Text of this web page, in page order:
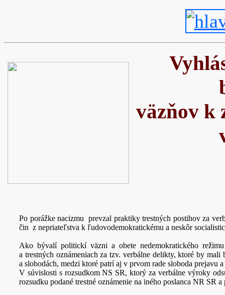
väzňov k
Po porážke nacizmu prevzal praktiky trestných postihov za
čin z nepriateľstva k ľudovodemokratickému a neskôr
Ako bývalí politickí väzni a obete nedemokratického
a trestných oznámeniach za tzv. verbálne delikty, ktoré by
a slobodách, medzi ktoré patrí aj v prvom rade sloboda prejavu
V súvislosti s rozsudkom NS SR, ktorý za verbálne výroky
rozsudku podané trestné oznámenie na iného poslanca NR SR